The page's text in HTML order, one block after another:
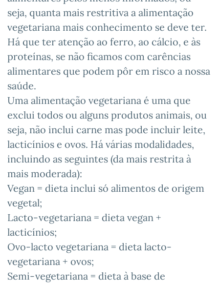
seja, quanta mais restritiva a alimentação
vegetariana mais conhecimento se deve ter.
Há que ter atenção ao ferro, ao cálcio, e às
proteínas, se não ficamos com carências
alimentares que podem pôr em risco a nossa
saúde.
Uma alimentação vegetariana é uma que
exclui todos ou alguns produtos animais, ou
seja, não inclui carne mas pode incluir leite,
lacticínios e ovos. Há várias modalidades,
incluindo as seguintes (da mais restrita à
mais moderada):
Vegan = dieta inclui só alimentos de origem
vegetal;
Lacto-vegetariana = dieta vegan +
lacticínios;
Ovo-lacto vegetariana = dieta lacto-
vegetariana + ovos;
Semi-vegetariana = dieta à base de